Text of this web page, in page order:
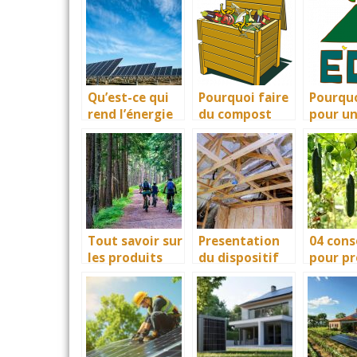
consommer
trop d’énergie
à la maison!
en électricité à
la maison?
a une
chaleur
Qu’est-ce qui
rend l’énergie
solaire verte ?
Pourquoi faire
du compost
est un geste
écologique?
pour
maison
Tout savoir sur
les produits
écologiques
Presentation
du dispositif
certificat
d’economies
d’energie CEE
04
pour
la
dans